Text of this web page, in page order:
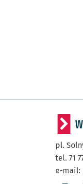
pl.
tel. 71
e-mail: